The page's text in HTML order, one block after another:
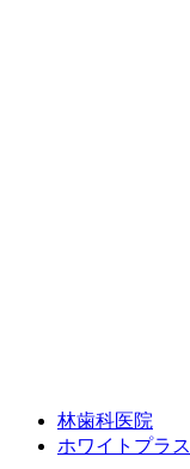
林歯科医院
ホワイトプラス